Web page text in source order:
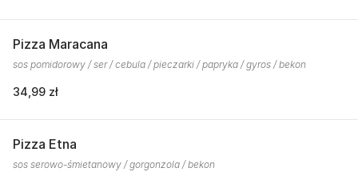
Pizza Maracana
sos pomidorowy / ser / cebula / pieczarki / papryka / gyros / bekon
34,99 zł
Pizza Etna
sos serowo-śmietanowy / gorgonzola / bekon